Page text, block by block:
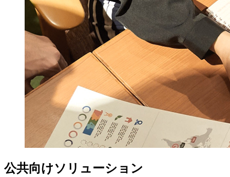
公共向けソリューション